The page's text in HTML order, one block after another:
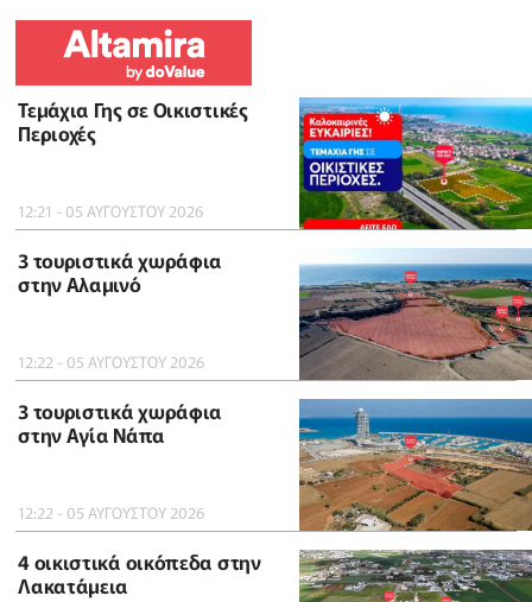
Τεμάχια Γης σε Οικιστικές
Περιοχές
12:21 - 05 ΑΥΓΟΥΣΤΟΥ 2026
3 τουριστικά χωράφια
στην Αλαμινό
12:22 - 05 ΑΥΓΟΥΣΤΟΥ 2026
3 τουριστικά χωράφια
στην Αγία Νάπα
12:22 - 05 ΑΥΓΟΥΣΤΟΥ 2026
4 οικιστικά οικόπεδα στην
Λακατάμεια